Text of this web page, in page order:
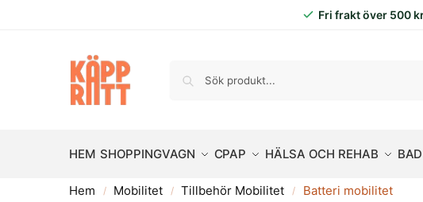
Fri frakt över 500
HEM SHOPPINGVAGN CPAP HÄLSA OCH REHAB
Hem / Mobilitet / Tillbehör Mobilitet / Batteri mobilitet